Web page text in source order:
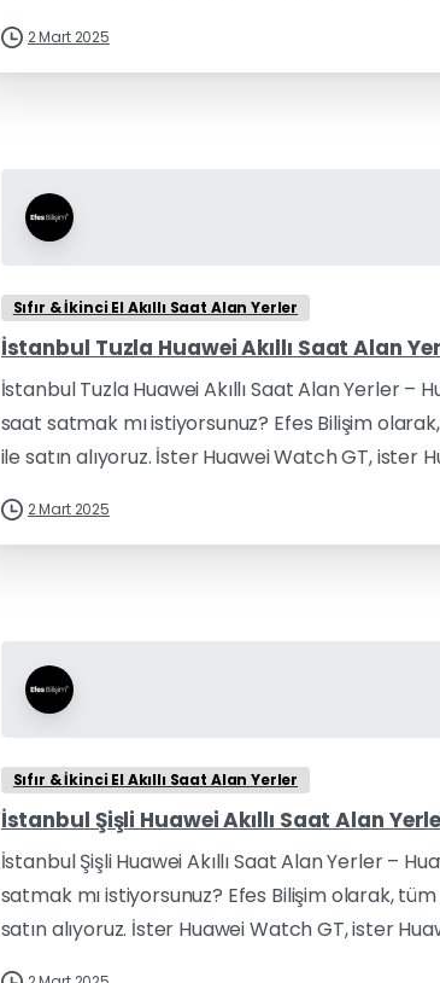
2 Mart 2025
Sıfır & İkinci El Akıllı Saat Alan Yerler
İstanbul Tuzla Huawei Akıllı Saat Alan
İstanbul Tuzla Huawei Akıllı Saat Alan Yerler –
saat satmak mı istiyorsunuz? Efes Bilişim
ile satın alıyoruz. İster Huawei Watch GT, ister
2 Mart 2025
Sıfır & İkinci El Akıllı Saat Alan Yerler
İstanbul Şişli Huawei Akıllı Saat Alan
İstanbul Şişli Huawei Akıllı Saat Alan Yerler –
satmak mı istiyorsunuz? Efes Bilişim olarak,
satın alıyoruz. İster Huawei Watch GT, ister